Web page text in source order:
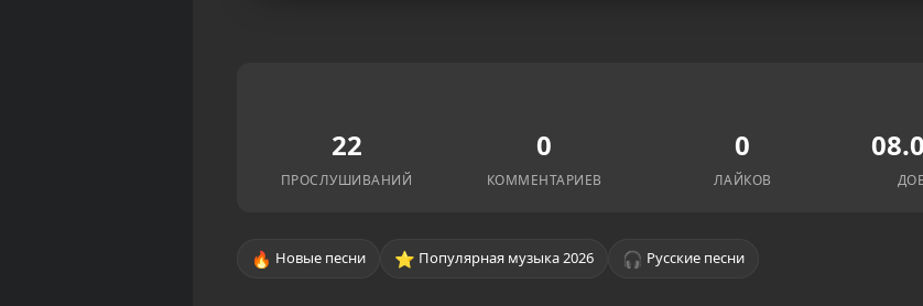
22
ПРОСЛУШИВАНИЙ
0
КОММЕНТАРИЕВ
0
ЛАЙКОВ
🔥 Новые песни ⭐ Популярная музыка 2026 🎧 Русские песни